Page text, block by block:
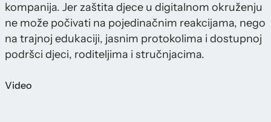
kompanija. Jer zaštita djece u digitalnom okruženju
ne može počivati na pojedinačnim reakcijama, nego
na trajnoj edukaciji, jasnim protokolima i dostupnoj
podršci djeci, roditeljima i stručnjacima.
Video